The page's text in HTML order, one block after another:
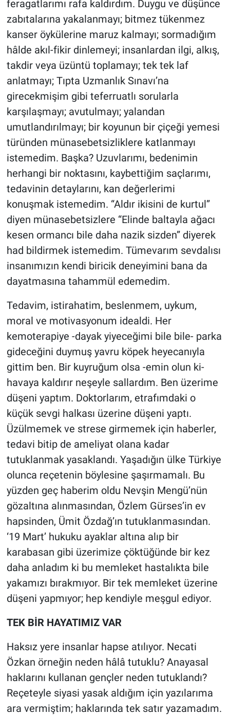
feragatlarımı rafa kaldırdım. Duygu ve düşünce
zabıtalarına yakalanmayı; bitmez tükenmez
kanser öykülerine maruz kalmayı; sormadığım
hâlde akıl-fikir dinlemeyi; insanlardan ilgi, alkış,
takdir veya üzüntü toplamayı; tek tek laf
anlatmayı; Tıpta Uzmanlık Sınavı’na
girecekmişim gibi teferruatlı sorularla
karşılaşmayı; avutulmayı; yalandan
umutlandırılmayı; bir koyunun bir çiçeği yemesi
türünden münasebetsizliklere katlanmayı
istemedim. Başka? Uzuvlarımı, bedenimin
herhangi bir noktasını, kaybettiğim saçlarımı,
tedavinin detaylarını, kan değerlerimi
konuşmak istemedim. “Aldır ikisini de kurtul”
diyen münasebetsizlere “Elinde baltayla ağacı
kesen ormancı bile daha nazik sizden” diyerek
had bildirmek istemedim. Tümevarım sevdalısı
insanımızın kendi biricik deneyimini bana da
dayatmasına tahammül edemedim.
Tedavim, istirahatim, beslenmem, uykum,
moral ve motivasyonum idealdi. Her
kemoterapiye -dayak yiyeceğimi bile bile- parka
gideceğini duymuş yavru köpek heyecanıyla
gittim ben. Bir kuyruğum olsa -emin olun ki-
havaya kaldırır neşeyle sallardım. Ben üzerime
düşeni yaptım. Doktorlarım, etrafımdaki o
küçük sevgi halkası üzerine düşeni yaptı.
Üzülmemek ve strese girmemek için haberler,
tedavi bitip de ameliyat olana kadar
tutuklanmak yasaklandı. Yaşadığın ülke Türkiye
olunca reçetenin böylesine şaşırmamalı. Bu
yüzden geç haberim oldu Nevşin Mengü’nün
gözaltına alınmasından, Özlem Gürses’in ev
hapsinden, Ümit Özdağ’ın tutuklanmasından.
‘19 Mart’ hukuku ayaklar altına alıp bir
karabasan gibi üzerimize çöktüğünde bir kez
daha anladım ki bu memleket hastalıkta bile
yakamızı bırakmıyor. Bir tek memleket üzerine
düşeni yapmıyor; hep kendiyle meşgul ediyor.
TEK BİR HAYATIMIZ VAR
Haksız yere insanlar hapse atılıyor. Necati
Özkan örneğin neden hâlâ tutuklu? Anayasal
haklarını kullanan gençler neden tutuklandı?
Reçeteyle siyasi yasak aldığım için yazılarıma
ara vermiştim; haklarında tek satır yazamadım.